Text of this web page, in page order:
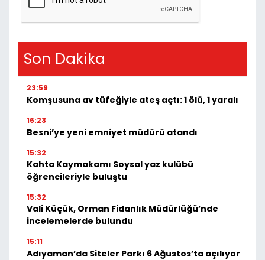
Son Dakika
23:59
Komşusuna av tüfeğiyle ateş açtı: 1 ölü, 1 yaralı
16:23
Besni’ye yeni emniyet müdürü atandı
15:32
Kahta Kaymakamı Soysal yaz kulübü
öğrencileriyle buluştu
15:32
Vali Küçük, Orman Fidanlık Müdürlüğü’nde
incelemelerde bulundu
15:11
Adıyaman’da Siteler Parkı 6 Ağustos’ta açılıyor